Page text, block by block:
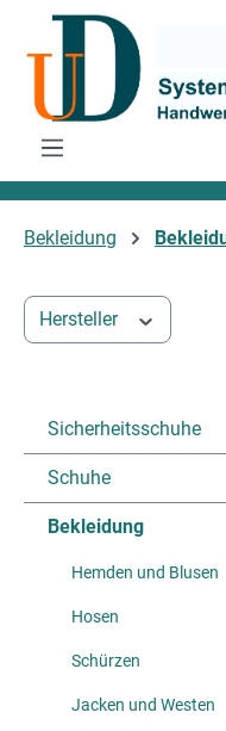
Zum Hauptinhalt springen
Bekleidung
Hersteller
Sicherheitsschuhe
Schuhe
Bekleidung
Hemden und Blusen
Hosen
Schürzen
Jacken und Westen